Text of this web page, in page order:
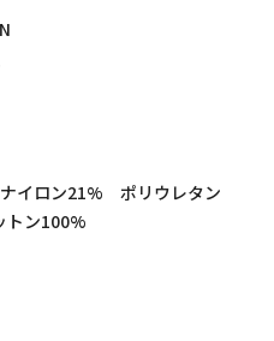
た、すっきりとしたスマート
げない光沢感を生み、上品な
リングをさりげなく格上げ
着用でも快適なフィット感
宅で気軽にケアできるイージ
イロン21% ポリウレタン
ン100%